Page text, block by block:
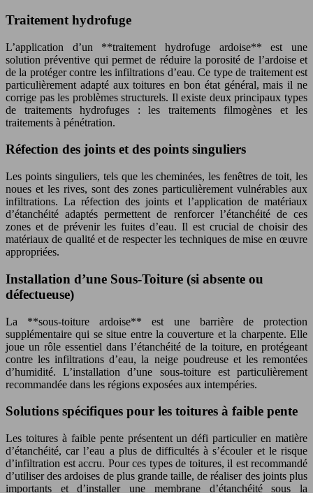
Traitement hydrofuge
L’application d’un **traitement hydrofuge ardoise** est une
solution préventive qui permet de réduire la porosité de l’ardoise et
de la protéger contre les infiltrations d’eau. Ce type de traitement est
particulièrement adapté aux toitures en bon état général, mais il ne
corrige pas les problèmes structurels. Il existe deux principaux types
de traitements hydrofuges : les traitements filmogènes et les
traitements à pénétration.
Réfection des joints et des points singuliers
Les points singuliers, tels que les cheminées, les fenêtres de toit, les
noues et les rives, sont des zones particulièrement vulnérables aux
infiltrations. La réfection des joints et l’application de matériaux
d’étanchéité adaptés permettent de renforcer l’étanchéité de ces
zones et de prévenir les fuites d’eau. Il est crucial de choisir des
matériaux de qualité et de respecter les techniques de mise en œuvre
appropriées.
Installation d’une Sous-Toiture (si absente ou
défectueuse)
La **sous-toiture ardoise** est une barrière de protection
supplémentaire qui se situe entre la couverture et la charpente. Elle
joue un rôle essentiel dans l’étanchéité de la toiture, en protégeant
contre les infiltrations d’eau, la neige poudreuse et les remontées
d’humidité. L’installation d’une sous-toiture est particulièrement
recommandée dans les régions exposées aux intempéries.
Solutions spécifiques pour les toitures à faible pente
Les toitures à faible pente présentent un défi particulier en matière
d’étanchéité, car l’eau a plus de difficultés à s’écouler et le risque
d’infiltration est accru. Pour ces types de toitures, il est recommandé
d’utiliser des ardoises de plus grande taille, de réaliser des joints plus
importants et d’installer une membrane d’étanchéité sous la